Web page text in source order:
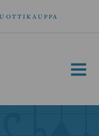
MENU